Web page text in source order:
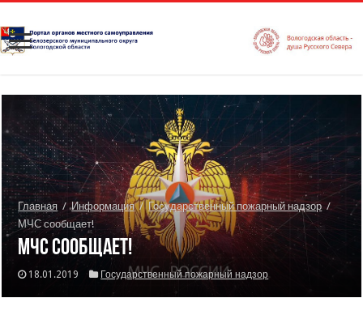
Главная / Информация / Государственный пожарный надзор /
МЧС сообщает!
МЧС сообщает!
18.01.2019 Государственный пожарный надзор